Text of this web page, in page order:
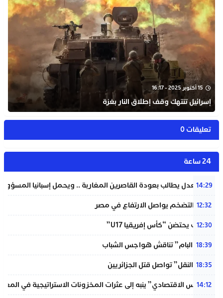
15 أكتوبر 2025 - 16:17
إسرائيل تنتهك وقف إطلاق النار بغزة
تعليقات 0
24 ساعة
14:29
وزير العدل يطالب بعودة القاصرين المغاربة .. ويحمل إسبانيا
12:32
معدل التضخم يواصل الارتفاع في مصر
12:30
المغرب يحتضن “كأس إفريقيا U17”
18:39
شبيبة “البام” تناقش هواجس الشباب
18:35
“خردة النقل” تواصل قتل الجزائريين
14:12
“المجلس الاقتصادي” ينبه إلى عثرات المخزونات الاستراتيجية في